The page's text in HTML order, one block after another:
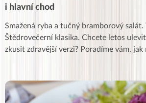
i hlavní chod
Smažená ryba a tučný bramborový salát.
Štědrovečerní klasika. Chcete letos
zkusit zdravější verzi? Poradíme vám, jak